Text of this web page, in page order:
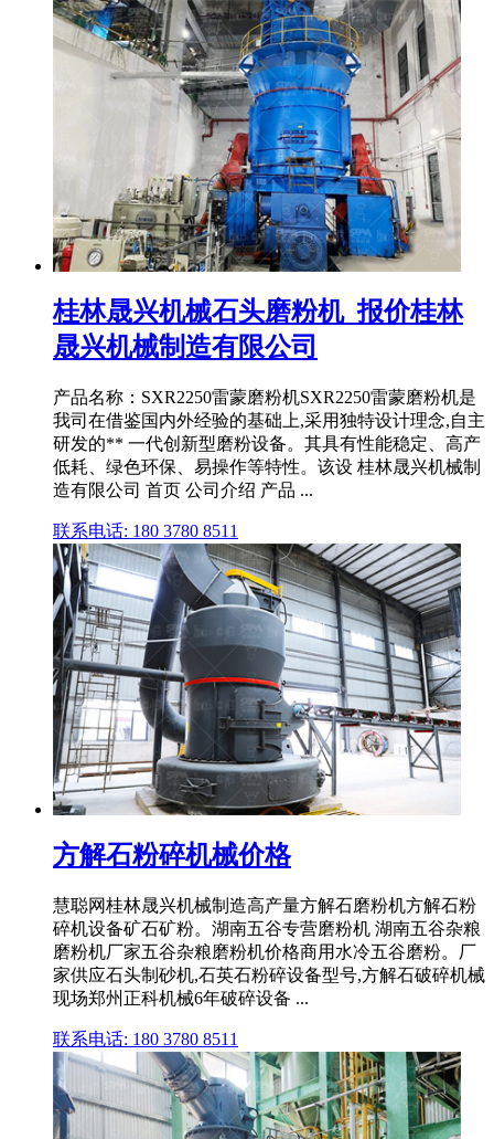
桂林晟兴机械石头磨粉机_报价桂林
晟兴机械制造有限公司
产品名称：SXR2250雷蒙磨粉机SXR2250雷蒙磨粉机是
我司在借鉴国内外经验的基础上,采用独特设计理念,自主
研发的** 一代创新型磨粉设备。其具有性能稳定、高产
低耗、绿色环保、易操作等特性。该设 桂林晟兴机械制
造有限公司 首页 公司介绍 产品 ...
联系电话: 180 3780 8511
方解石粉碎机械价格
慧聪网桂林晟兴机械制造高产量方解石磨粉机方解石粉
碎机设备矿石矿粉。湖南五谷专营磨粉机 湖南五谷杂粮
磨粉机厂家五谷杂粮磨粉机价格商用水冷五谷磨粉。厂
家供应石头制砂机,石英石粉碎设备型号,方解石破碎机械
现场郑州正科机械6年破碎设备 ...
联系电话: 180 3780 8511